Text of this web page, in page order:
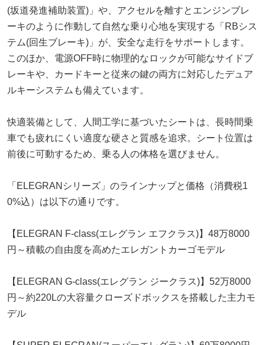
(坂道発進補助装置)」や、アクセルを離すとエンジンブレ
ーキのように作動して自然な乗り心地を実現する「RBシス
テム(回生ブレーキ)」が、安全な走行をサポートします。
このほか、電源OFF時に物理的なロックが可能なサイドブ
レーキや、カードキーと従来の鍵の両方に対応したデュア
ルキーシステムも備えています。
快適装備として、人間工学に基づいたシートは、長時間乗
車でも疲れにくい適度な硬さと質感を追求。シート位置は
前後に可動するため、乗る人の体格を選びません。
「ELEGRANシリーズ」のラインナップと価格（消費税1
0%込）は以下の通りです。
【ELEGRAN F-class(エレグラン エフクラス)】48万8000
円～積載の自由度を高めたエレガントカーゴモデル
【ELEGRAN G-class(エレグラン ジークラス)】52万8000
円～約220Lの大容量クローズドボックスを搭載した主力モ
デル